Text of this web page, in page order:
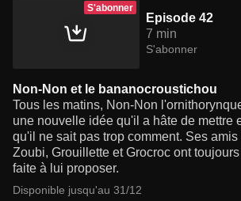
S'abonner
Episode 42
7 min
S'abonner
Non-Non et le bananocroustichou
Tous les matins, Non-Non
une nouvelle idée qu'il a hâte de mettre
qu'il ne sait pas trop comment. Ses
Zoubi, Grouillette et Grocroc ont
faite à lui proposer.
Disponible jusqu'au 31/12